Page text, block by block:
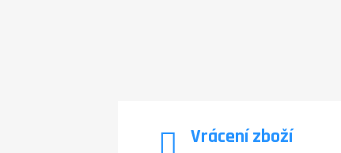
Vrácení zboží